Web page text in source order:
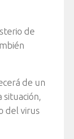
de
de un
del virus